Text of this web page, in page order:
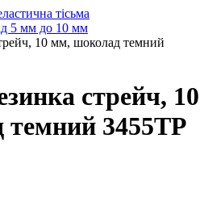
тісьма
5 мм до 10 мм
10 мм, шоколад темний
стрейч, 10
3455ТР